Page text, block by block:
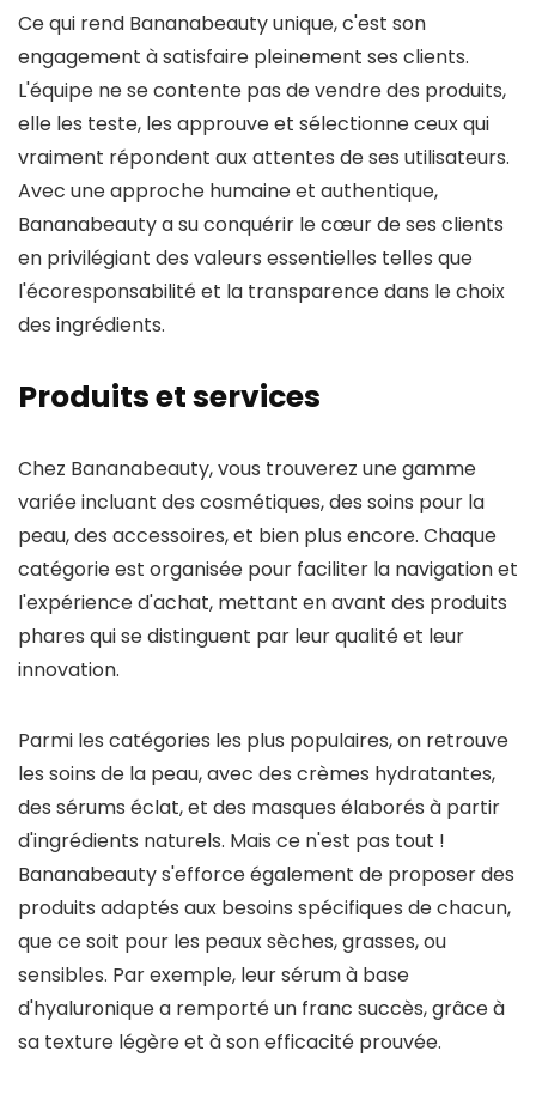
Ce qui rend Bananabeauty unique, c'est son
engagement à satisfaire pleinement ses clients.
L'équipe ne se contente pas de vendre des produits,
elle les teste, les approuve et sélectionne ceux qui
vraiment répondent aux attentes de ses utilisateurs.
Avec une approche humaine et authentique,
Bananabeauty a su conquérir le cœur de ses clients
en privilégiant des valeurs essentielles telles que
l'écoresponsabilité et la transparence dans le choix
des ingrédients.
Produits et services
Chez Bananabeauty, vous trouverez une gamme
variée incluant des cosmétiques, des soins pour la
peau, des accessoires, et bien plus encore. Chaque
catégorie est organisée pour faciliter la navigation et
l'expérience d'achat, mettant en avant des produits
phares qui se distinguent par leur qualité et leur
innovation.
Parmi les catégories les plus populaires, on retrouve
les soins de la peau, avec des crèmes hydratantes,
des sérums éclat, et des masques élaborés à partir
d'ingrédients naturels. Mais ce n'est pas tout !
Bananabeauty s'efforce également de proposer des
produits adaptés aux besoins spécifiques de chacun,
que ce soit pour les peaux sèches, grasses, ou
sensibles. Par exemple, leur sérum à base
d'hyaluronique a remporté un franc succès, grâce à
sa texture légère et à son efficacité prouvée.